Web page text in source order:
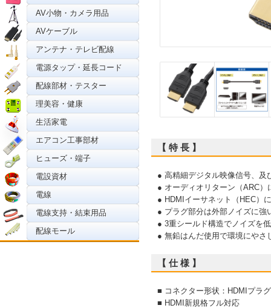
AV小物・カメラ用品
AVケーブル
アンテナ・テレビ配線
電源タップ・延長コード
配線部材・テスター
理美容・健康
生活家電
エアコン工事部材
ヒューズ・端子
電設資材
電線
電線支持・結束用品
配線モール
【 特 長 】
● 高精細デジタル映像信号、及
● オーディオリターン（ARC）
● HDMIイーサネット（HEC）
● プラグ部分は外部ノイズに強
● 3重シールド構造でノイズを
● 無鉛はんだ使用で環境にやさ
【 仕 様 】
■ コネクター形状：HDMIプラ
■ HDMI新規格フル対応